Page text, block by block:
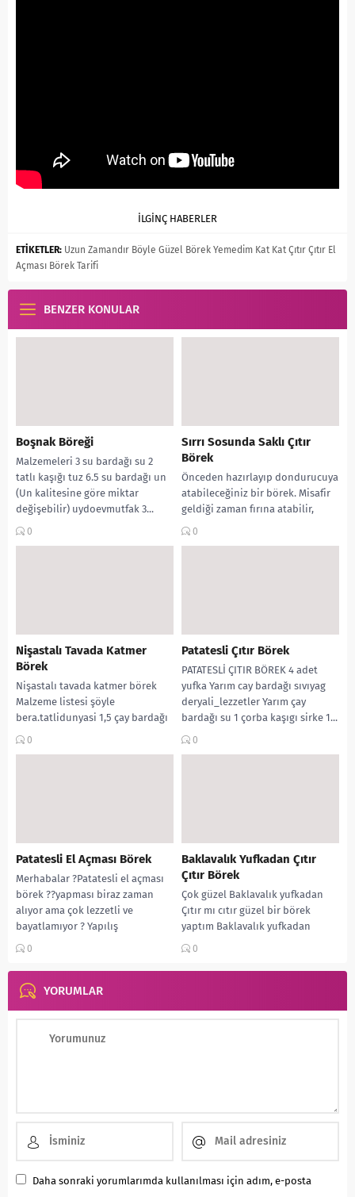
İLGİNÇ HABERLER
ETİKETLER: Uzun Zamandır Böyle Güzel Börek Yemedim Kat Kat Çıtır Çıtır El
Açması Börek Tarifi
BENZER KONULAR
Boşnak Böreği
Malzemeleri 3 su bardağı su 2
tatlı kaşığı tuz 6.5 su bardağı un
(Un kalitesine göre miktar
değişebilir) uydoevmutfak 3...
0
Sırrı Sosunda Saklı Çıtır
Börek
Önceden hazırlayıp dondurucuya
atabileceğiniz bir börek. Misafir
geldiği zaman fırına atabilir,
sıcak sıcak servis edebilirsiniz.
0
Nişastalı Tavada Katmer
Börek
Nişastalı tavada katmer börek
Malzeme listesi şöyle
bera.tatlidunyasi 1,5 çay bardağı
bardağı su Yarım çay bardağı
0
Patatesli Çıtır Börek
PATATESLİ ÇITIR BÖREK 4 adet
yufka Yarım cay bardağı sıvıyag
deryali_lezzetler Yarım çay
bardağı su 1 çorba kaşıgı sirke 1...
0
Patatesli El Açması Börek
Merhabalar ?Patatesli el açması
börek ??yapması biraz zaman
alıyor ama çok lezzetli ve
bayatlamıyor ? Yapılış
aşamasının videosunu ekledim
0
Baklavalık Yufkadan Çıtır
Çıtır Börek
Çok güzel Baklavalık yufkadan
Çıtır mı cıtır güzel bir börek
yaptım Baklavalık yufkadan
börek sunumblogun 800 gramlık
0
YORUMLAR
Daha sonraki yorumlarımda kullanılması için adım, e-posta